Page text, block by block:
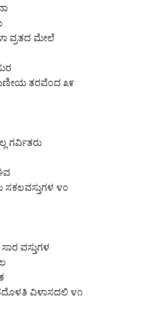
ವ್ರತದ ಮೇಲೆ
ತರವೆಂದ ೩೯
ಗರ್ವಿತರು
೪೦
ವಸ್ತುಗಳ
ವಿಳಾಸದಲಿ ೪೧